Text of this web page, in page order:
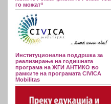
го можат“
Институционална поддршка за
реализирање на годишната
програма на ЖГИ АНТИКО во
рамките на програмата CIVICA
Mobilitas